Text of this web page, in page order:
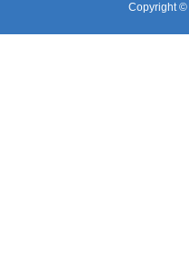
Copyright ©